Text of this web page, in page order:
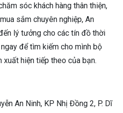
sóc khách hàng thân thiện,
sắm chuyên nghiệp, An
lý tưởng cho các tín đồ thời
để tìm kiếm cho mình bộ
hiện tiếp theo của bạn.
An Ninh, KP Nhị Đồng 2, P. Dĩ